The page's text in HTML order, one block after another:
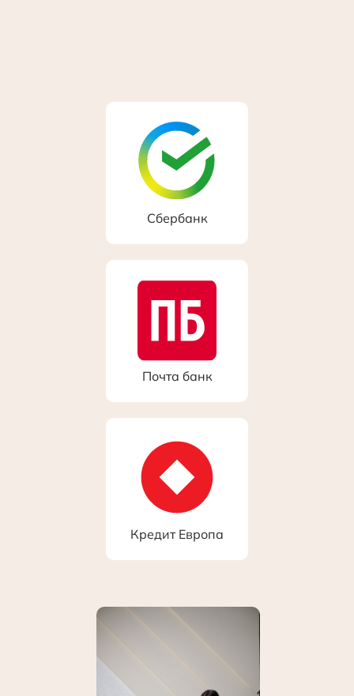
Почта банк
Кредит Европа
Сбербанк